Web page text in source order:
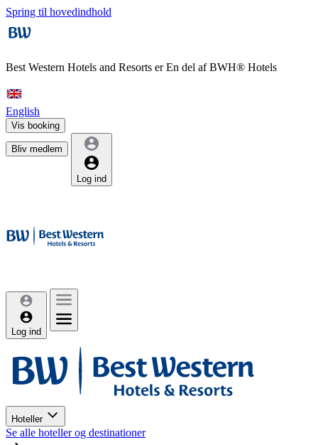
Spring til hovedindhold
Best Western Hotels and Resorts erEn del af BWH® Hotels
English
Vis booking
Bliv medlem
Log ind
Log ind
Hoteller
Se alle hoteller og destinationer